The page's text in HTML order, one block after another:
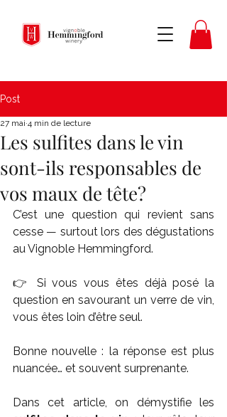
Post
Les sulfites dans le vin
sont-ils responsables de
vos maux de tête?
27 mai 4 min de lecture
C’est une question qui revient sans
cesse — surtout lors des dégustations
au Vignoble Hemmingford.
👉 Si vous vous êtes déjà posé la
question en savourant un verre de vin,
vous êtes loin d’être seul.
Bonne nouvelle : la réponse est plus
nuancée… et souvent surprenante.